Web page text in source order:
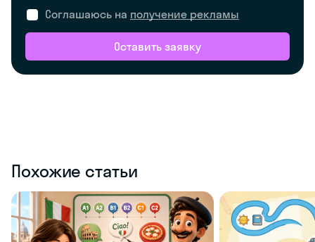
Соглашаюсь на получение рекламы
Оставить заявку
Похожие статьи